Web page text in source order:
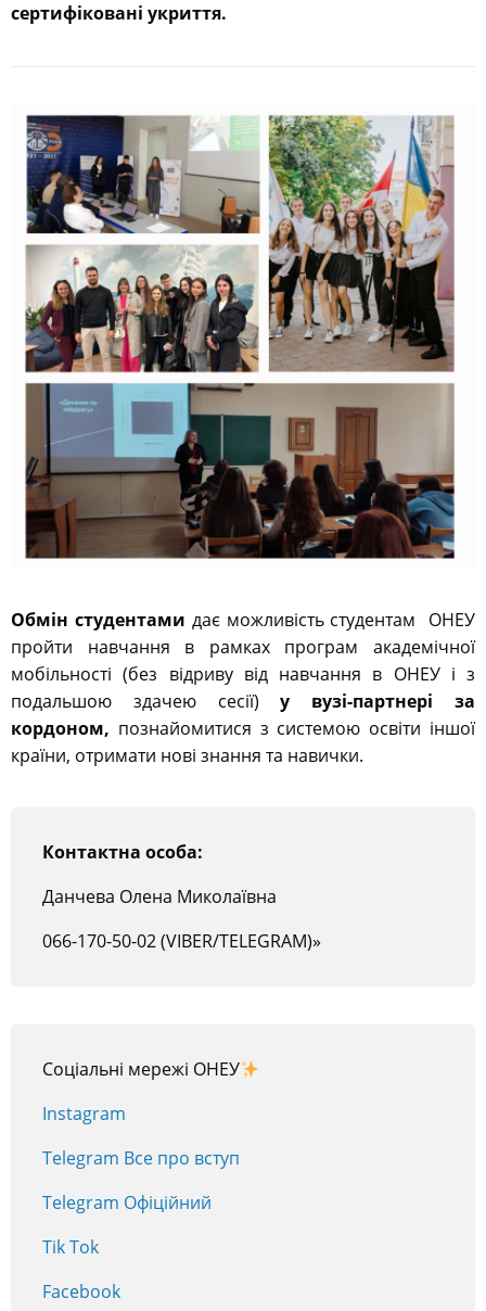
сертифіковані укриття.
Обмін студентами дає можливість студентам ОНЕУ
пройти навчання в рамках програм академічної
мобільності (без відриву від навчання в ОНЕУ і з
подальшою здачею сесії)у вузі-партнері за
кордоном, познайомитися з системою освіти іншої
країни, отримати нові знання та навички.
Контактна особа:
Данчева Олена Миколаївна
066-170-50-02 (VIBER/TELEGRAM)»
Соціальні мережі ОНЕУ
Instagram
Telegram Все про вступ
Telegram Офіційний
Tik Tok
Facebook